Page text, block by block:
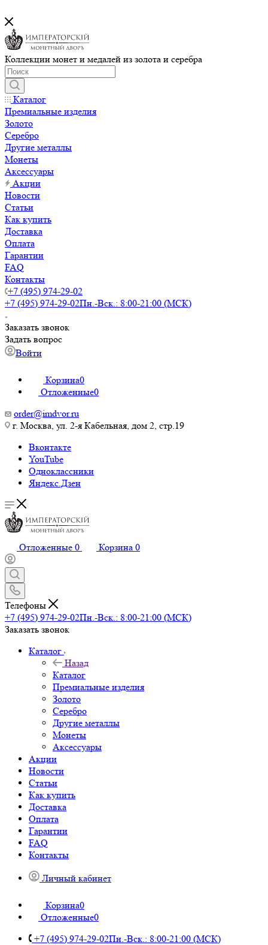
Коллекции монет и медалей из золота и серебра
Каталог
Премиальные изделия
Золото
Серебро
Другие металлы
Монеты
Аксессуары
Акции
Новости
Статьи
Как купить
Доставка
Оплата
Гарантии
FAQ
Контакты
+7 (495) 974-29-02
+7 (495) 974-29-02Пн.-Вск.: 8:00-21:00 (МСК)
Заказать звонок
Задать вопрос
Войти
Корзина0
Отложенные0
order@imdvor.ru
г. Москва, ул. 2-я Кабельная, дом 2, стр.19
Вконтакте
YouTube
Одноклассники
Яндекс.Дзен
Отложенные 0 Корзина 0
Телефоны
+7 (495) 974-29-02Пн.-Вск.: 8:00-21:00 (МСК)
Заказать звонок
Каталог
Назад
Каталог
Премиальные изделия
Золото
Серебро
Другие металлы
Монеты
Аксессуары
Акции
Новости
Статьи
Как купить
Доставка
Оплата
Гарантии
FAQ
Контакты
Личный кабинет
Корзина0
Отложенные0
+7 (495) 974-29-02Пн.-Вск.: 8:00-21:00 (МСК)